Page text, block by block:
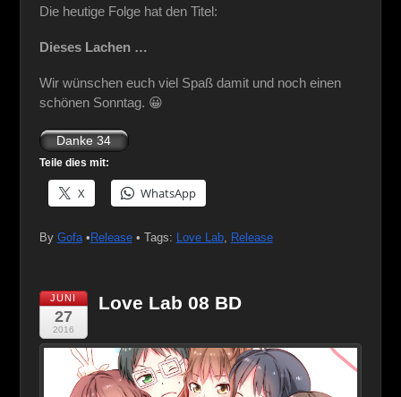
Die heutige Folge hat den Titel:
Dieses Lachen …
Wir wünschen euch viel Spaß damit und noch einen
schönen Sonntag. 😀
Teile dies mit:
X WhatsApp
By Gofa• Release • Tags: Love Lab, Release
JUNI
27
2016
Love Lab 08 BD